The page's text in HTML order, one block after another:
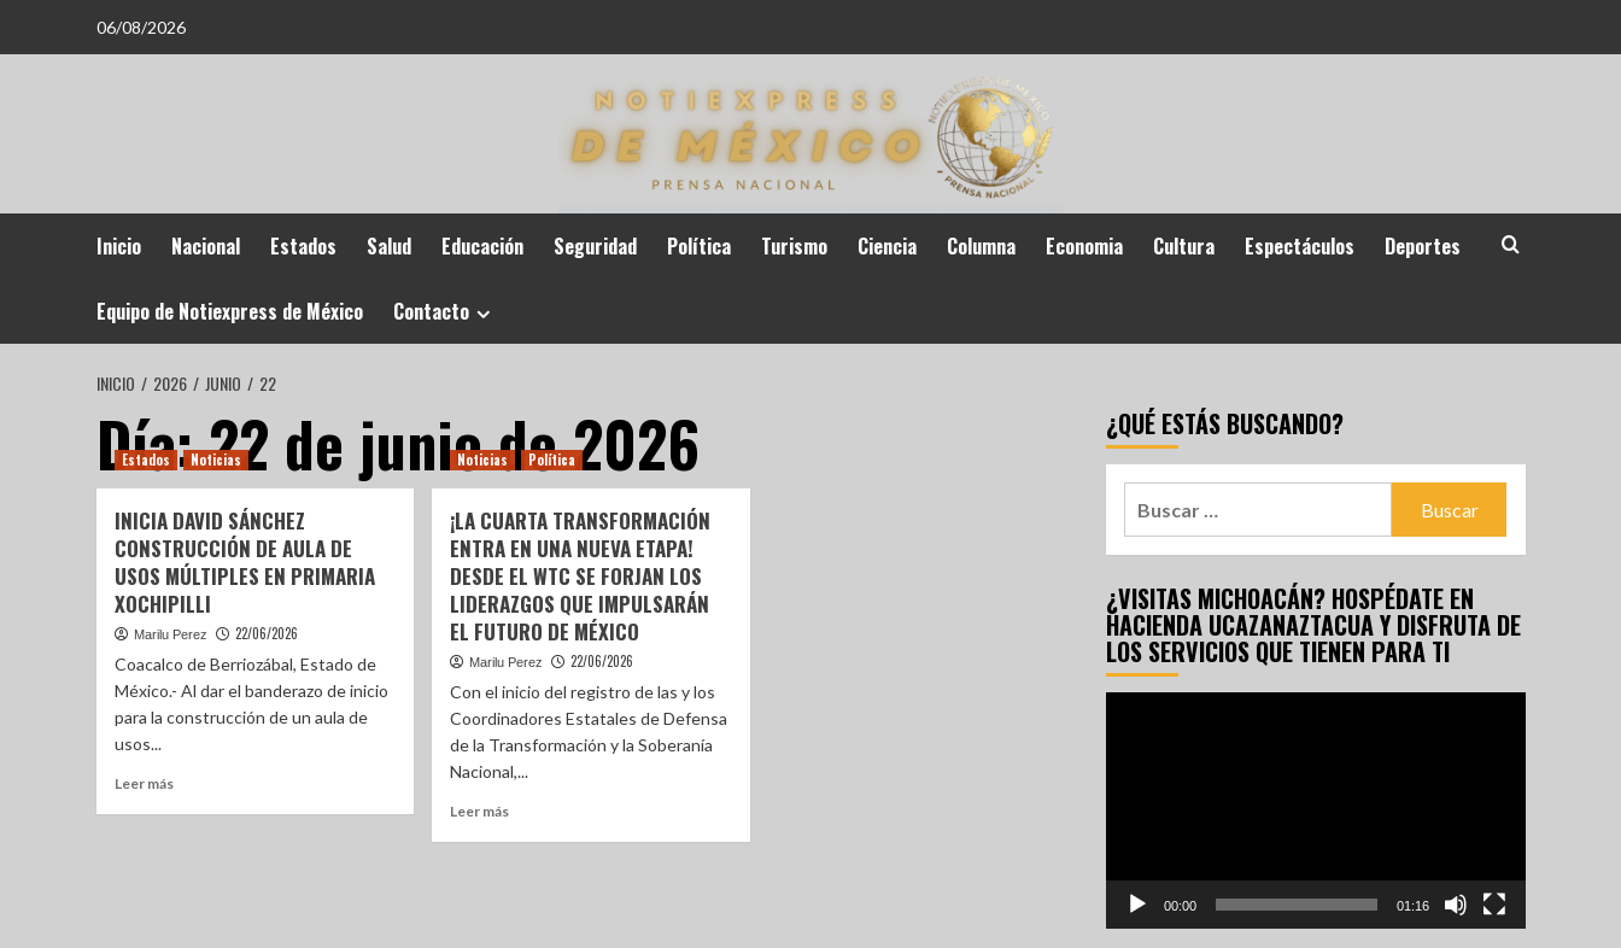
06/08/2026
Inicio Nacional Estados Salud Educación Seguridad Política Turismo Ciencia Columna Economia Cultura Espectáculos Deportes
Equipo de Notiexpress de México Contacto
INICIO 2026 JUNIO 22
Día:22 de junio de 2026
Estados Noticias
INICIA DAVID SÁNCHEZ
CONSTRUCCIÓN DE AULA DE
USOS MÚLTIPLES EN PRIMARIA
XOCHIPILLI
Marilu Perez 22/06/2026
Coacalco de Berriozábal, Estado de
México.- Al dar el banderazo de inicio
para la construcción de un aula de
usos...
Leer más
Noticias Política
¡LA CUARTA TRANSFORMACIÓN
ENTRA EN UNA NUEVA ETAPA!
DESDE EL WTC SE FORJAN LOS
LIDERAZGOS QUE IMPULSARÁN
EL FUTURO DE MÉXICO
Marilu Perez 22/06/2026
Con el inicio del registro de las y los
Coordinadores Estatales de Defensa
de la Transformación y la Soberanía
Nacional,...
Leer más
¿QUÉ ESTÁS BUSCANDO?
¿VISITAS MICHOACÁN? HOSPÉDATE EN
HACIENDA UCAZANAZTACUA Y DISFRUTA DE
LOS SERVICIOS QUE TIENEN PARA TI
00:00 01:16